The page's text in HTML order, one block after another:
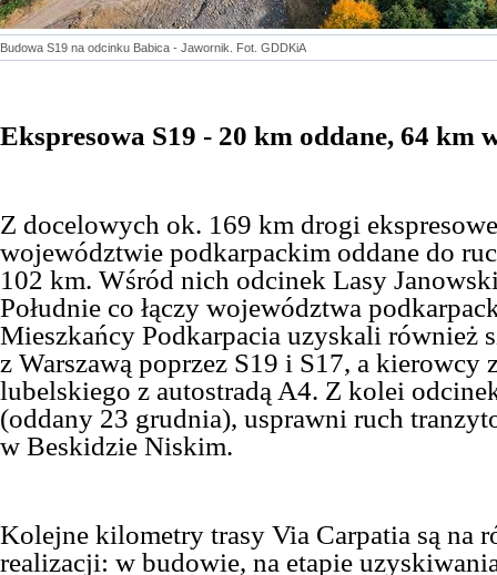
Budowa S19 na odcinku Babica - Jawornik. Fot. GDDKiA
Ekspresowa S19 - 20 km oddane, 64 km
Z docelowych ok. 169 km drogi
województwie podkarpackim oddane do
102 km. Wśród nich odcinek Lasy
Południe co łączy województwa
Mieszkańcy Podkarpacia uzyskali również
z Warszawą poprzez S19 i S17, a kierowcy
lubelskiego z autostradą A4. Z kolei
(oddany 23 grudnia), usprawni ruch
w Beskidzie Niskim.
Kolejne kilometry trasy Via Carpatia są na
realizacji: w budowie, na etapie